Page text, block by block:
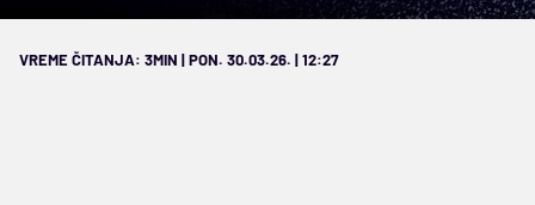
VREME ČITANJA: 3MIN | PON. 30.03.26. | 12:27